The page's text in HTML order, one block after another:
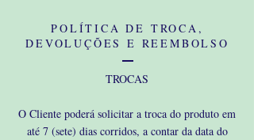
POLÍTICA DE TROCA,
DEVOLUÇÕES E REEMBOLSO
TROCAS
O Cliente poderá solicitar a troca do produto em
até 7 (sete) dias corridos, a contar da data do